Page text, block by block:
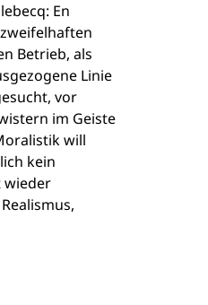
En
Betrieb, als
Linie
vor
im Geiste
will
kein
wieder